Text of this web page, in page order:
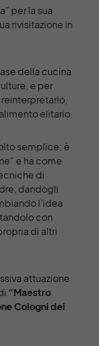
per la sua
rivisitazione in
della cucina
e per
elitario.
semplice: è
e ha come
di
dandogli
l’idea
con
di altri
attuazione
“Maestro
Cologni dei